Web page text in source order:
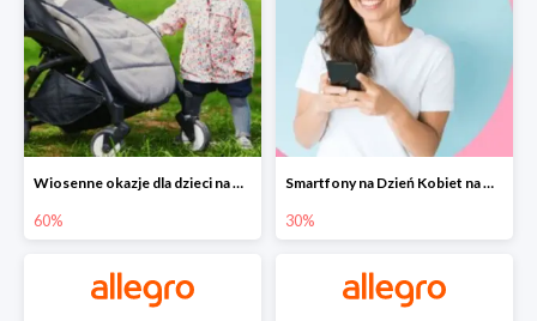
Wiosenne okazje dla dzieci na Allegro do -60%
60%
Smartfony na Dzień Kobiet na Allegro do -30%
30%